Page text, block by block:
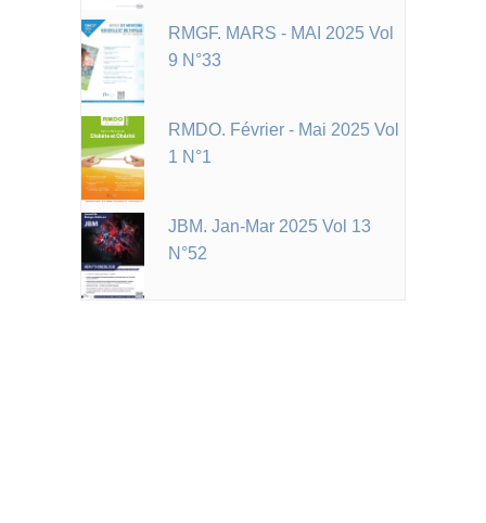
RMGF. MARS - MAI 2025 Vol
9 N°33
RMDO. Février - Mai 2025 Vol
1 N°1
JBM. Jan-Mar 2025 Vol 13
N°52